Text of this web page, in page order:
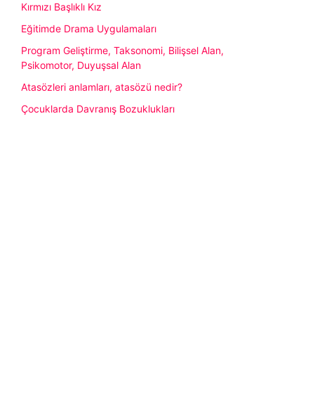
Kırmızı Başlıklı Kız
Eğitimde Drama Uygulamaları
Program Geliştirme, Taksonomi, Bilişsel Alan,
Psikomotor, Duyuşsal Alan
Atasözleri anlamları, atasözü nedir?
Çocuklarda Davranış Bozuklukları